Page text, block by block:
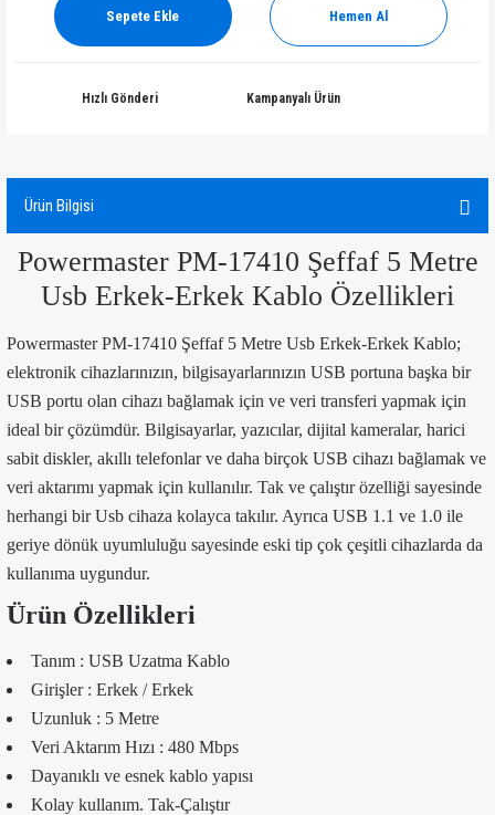
Sepete Ekle Hemen Al
Hızlı Gönderi Kampanyalı Ürün
Ürün Bilgisi
Powermaster PM-17410 Şeffaf 5 Metre
Usb Erkek-Erkek Kablo Özellikleri
Powermaster PM-17410 Şeffaf 5 Metre Usb Erkek-Erkek Kablo;
elektronik cihazlarınızın, bilgisayarlarınızın USB portuna başka bir
USB portu olan cihazı bağlamak için ve veri transferi yapmak için
ideal bir çözümdür. Bilgisayarlar, yazıcılar, dijital kameralar, harici
sabit diskler, akıllı telefonlar ve daha birçok USB cihazı bağlamak ve
veri aktarımı yapmak için kullanılır. Tak ve çalıştır özelliği sayesinde
herhangi bir Usb cihaza kolayca takılır. Ayrıca USB 1.1 ve 1.0 ile
geriye dönük uyumluluğu sayesinde eski tip çok çeşitli cihazlarda da
kullanıma uygundur.
Ürün Özellikleri
Tanım : USB Uzatma Kablo
Girişler : Erkek / Erkek
Uzunluk : 5 Metre
Veri Aktarım Hızı : 480 Mbps
Dayanıklı ve esnek kablo yapısı
Kolay kullanım. Tak-Çalıştır